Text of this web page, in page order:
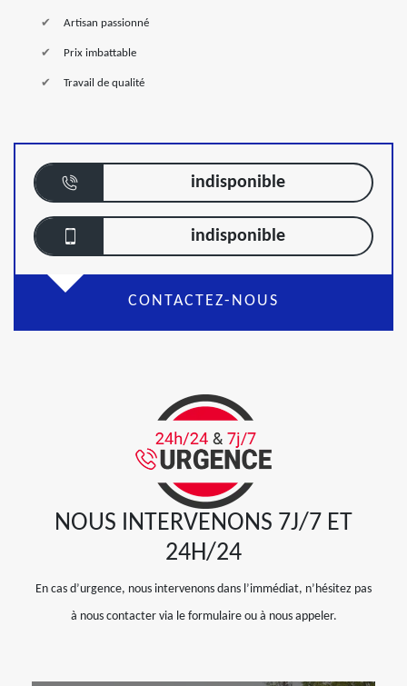
Artisan passionné
Prix imbattable
Travail de qualité
indisponible
indisponible
CONTACTEZ-NOUS
NOUS INTERVENONS 7J/7 ET
24H/24
En cas d’urgence, nous intervenons dans l’immédiat, n’hésitez pas
à nous contacter via le formulaire ou à nous appeler.